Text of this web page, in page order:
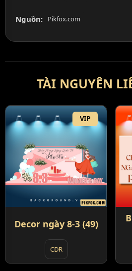
Nguồn: Pikfox.com
TÀI NGUYÊN
VIP
Decor ngày 8-3 (49)
CDR